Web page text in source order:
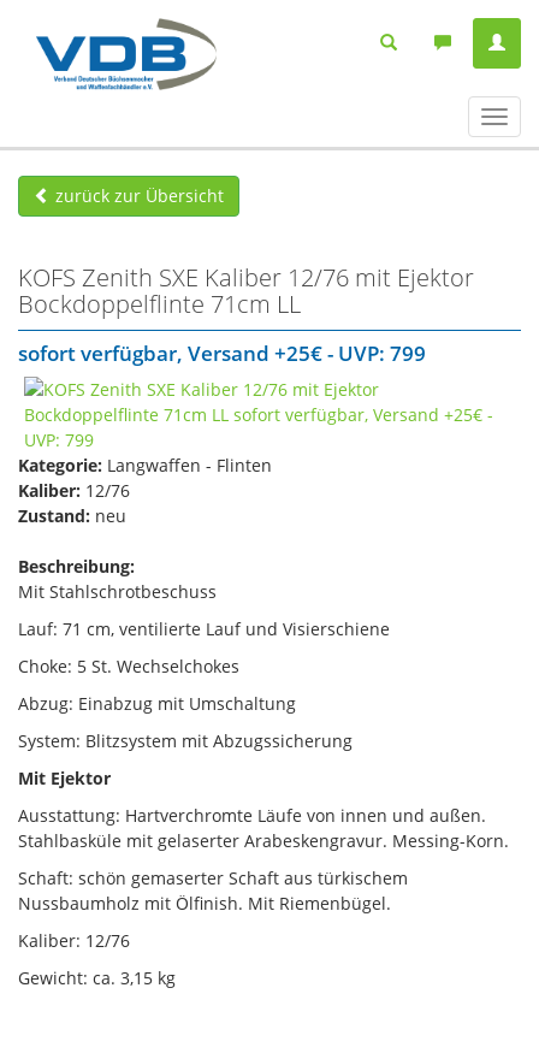
ein-/
zurück zur Übersicht
KOFS Zenith SXE Kaliber 12/76 mit Ejektor
Bockdoppelflinte 71cm LL
sofort verfügbar, Versand +25€ - UVP: 799
Kategorie: Langwaffen - Flinten
Kaliber: 12/76
Zustand: neu
Beschreibung:
Mit Stahlschrotbeschuss
Lauf: 71 cm, ventilierte Lauf und Visierschiene
Choke: 5 St. Wechselchokes
Abzug: Einabzug mit Umschaltung
System: Blitzsystem mit Abzugssicherung
Mit Ejektor
Ausstattung: Hartverchromte Läufe von innen und außen.
Stahlbasküle mit gelaserter Arabeskengravur. Messing-Korn.
Schaft: schön gemaserter Schaft aus türkischem
Nussbaumholz mit Ölfinish. Mit Riemenbügel.
Kaliber: 12/76
Gewicht: ca. 3,15 kg